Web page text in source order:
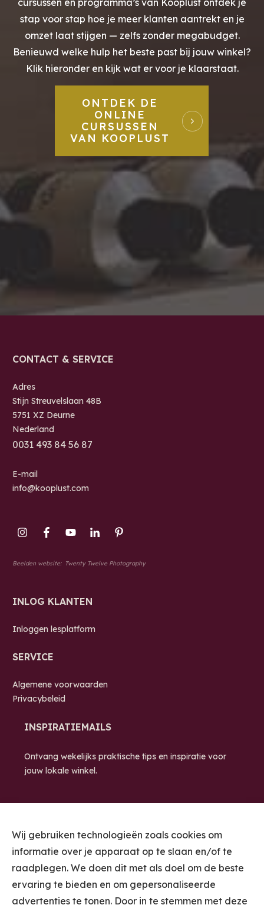
Wij gebruiken technologieën zoals cookies om
informatie over je apparaat op te slaan en/of te
raadplegen. We doen dit met als doel om de beste
ervaring te bieden en om gepersonaliseerde
advertenties te tonen. Door in te stemmen met deze
cursussen en programma’s van Kooplust ontdek je
stap voor stap hoe je meer klanten aantrekt en je
omzet laat stijgen — zelfs zonder megabudget.
Benieuwd welke hulp het beste past bij jouw winkel?
Klik hieronder en kijk wat er voor je klaarstaat.
ONTDEK DE
ONLINE
CURSUSSEN
VAN KOOPLUST
CONTACT & SERVICE
Adres
Stijn Streuvelslaan 48B
5751 XZ Deurne
Nederland
0031 493 84 56 87
E-mail
info@kooplust.com
Beelden website: Twenty Twelve Photography
INLOG KLANTEN
Inloggen lesplatform
SERVICE
Algemene voorwaarden
Privacybeleid
INSPIRATIEMAILS
Ontvang wekelijks praktische tips en inspiratie voor
jouw lokale winkel.
STUUR ME DE
INSPIRATIEMAILS